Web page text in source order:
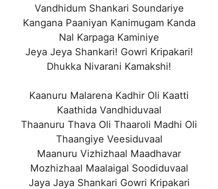
Vandhidum Shankari Soundariye
Kangana Paaniyan Kanimugam Kanda
Nal Karpaga Kaminiye
Jeya Jeya Shankari! Gowri Kripakari!
Dhukka Nivarani Kamakshi!
Kaanuru Malarena Kadhir Oli Kaatti
Kaathida Vandhiduvaal
Thaanuru Thava Oli Thaaroli Madhi Oli
Thaangiye Veesiduvaal
Maanuru Vizhizhaal Maadhavar
Mozhizhaal Maalaigal Soodiduvaal
Jaya Jaya Shankari Gowri Kripakari